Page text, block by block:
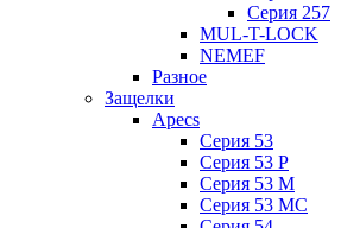
Серия 257
MUL-T-LOCK
NEMEF
Разное
Защелки
Apecs
Серия 53
Серия 53 P
Серия 53 М
Серия 53 МC